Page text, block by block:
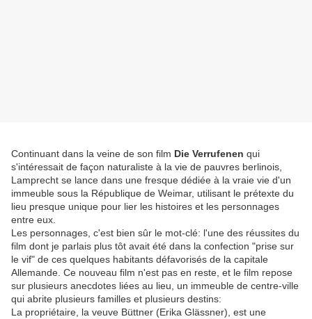
Continuant dans la veine de son film Die Verrufenen qui
s'intéressait de façon naturaliste à la vie de pauvres berlinois,
Lamprecht se lance dans une fresque dédiée à la vraie vie d'un
immeuble sous la République de Weimar, utilisant le prétexte du
lieu presque unique pour lier les histoires et les personnages
entre eux.
Les personnages, c'est bien sûr le mot-clé: l'une des réussites du
film dont je parlais plus tôt avait été dans la confection "prise sur
le vif" de ces quelques habitants défavorisés de la capitale
Allemande. Ce nouveau film n'est pas en reste, et le film repose
sur plusieurs anecdotes liées au lieu, un immeuble de centre-ville
qui abrite plusieurs familles et plusieurs destins:
La propriétaire, la veuve Büttner (Erika Glässner), est une